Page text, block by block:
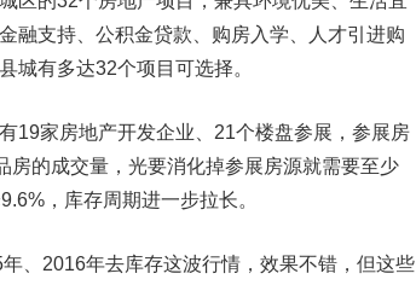
融支持、公积金贷款、购房入学、人才引进购
城有多达32个项目可选择。
家房地产开发企业、21个楼盘参展， 参展房
房的成交量，光要消化掉参展房源就需要至少
，库存周期进一步拉长。
2016年去库存这波行情，效果不错，但这些